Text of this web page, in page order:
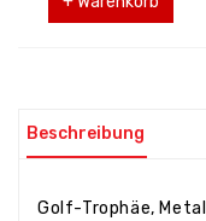
Beschreibung
Golf-Trophäe,